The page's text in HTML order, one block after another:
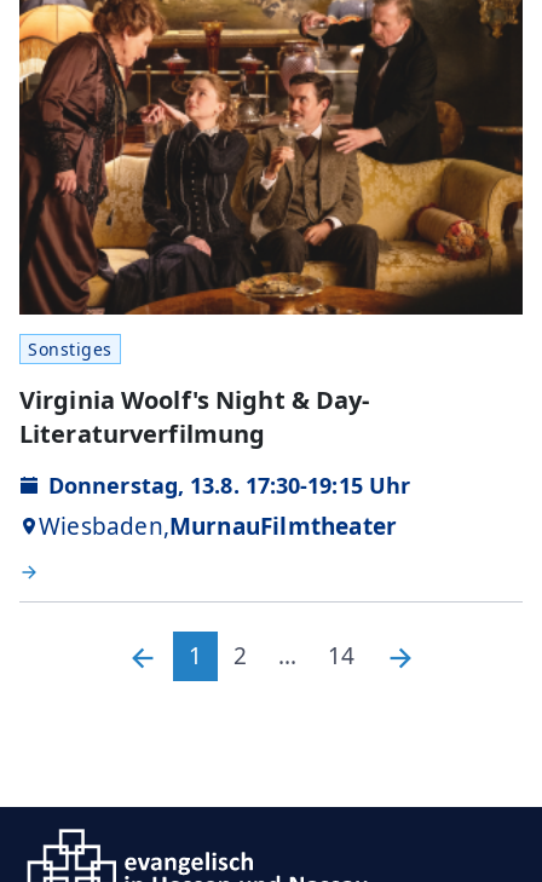
Sonstiges
Virginia Woolf's Night & Day-
Literaturverfilmung
Donnerstag, 13.8. 17:30-19:15 Uhr
Wiesbaden,MurnauFilmtheater
1 2 ... 14